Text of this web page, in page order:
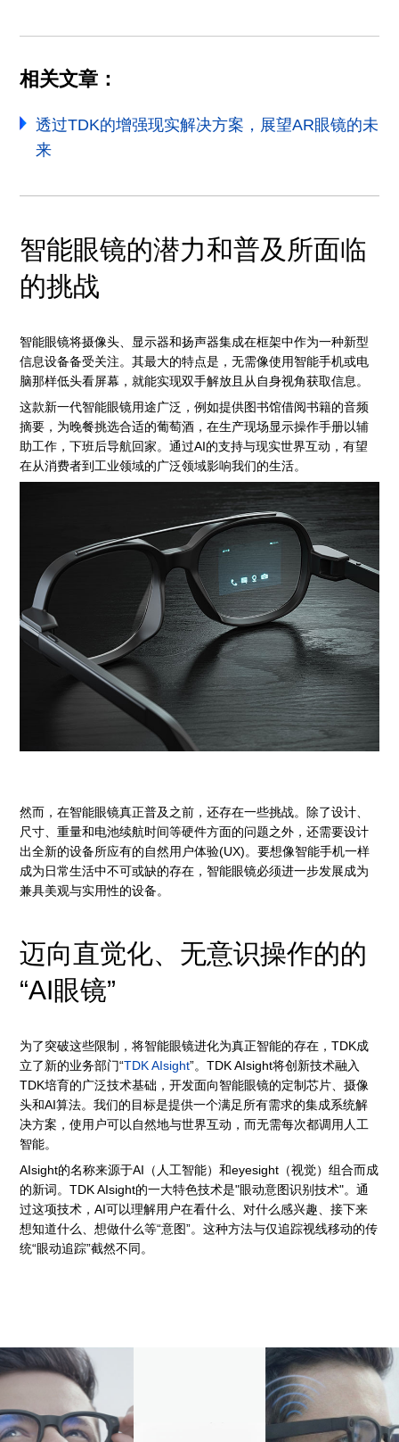
相关文章：
透过TDK的增强现实解决方案，展望AR眼镜的未
来
智能眼镜的潜力和普及所面临
的挑战
智能眼镜将摄像头、显示器和扬声器集成在框架中作为一种新型
信息设备备受关注。其最大的特点是，无需像使用智能手机或电
脑那样低头看屏幕，就能实现双手解放且从自身视角获取信息。
这款新一代智能眼镜用途广泛，例如提供图书馆借阅书籍的音频
摘要，为晚餐挑选合适的葡萄酒，在生产现场显示操作手册以辅
助工作，下班后导航回家。通过AI的支持与现实世界互动，有望
在从消费者到工业领域的广泛领域影响我们的生活。
然而，在智能眼镜真正普及之前，还存在一些挑战。除了设计、
尺寸、重量和电池续航时间等硬件方面的问题之外，还需要设计
出全新的设备所应有的自然用户体验(UX)。要想像智能手机一样
成为日常生活中不可或缺的存在，智能眼镜必须进一步发展成为
兼具美观与实用性的设备。
迈向直觉化、无意识操作的的
“AI眼镜”
为了突破这些限制，将智能眼镜进化为真正智能的存在，TDK成
立了新的业务部门“TDK AIsight”。TDK AIsight将创新技术融入
TDK培育的广泛技术基础，开发面向智能眼镜的定制芯片、摄像
头和AI算法。我们的目标是提供一个满足所有需求的集成系统解
决方案，使用户可以自然地与世界互动，而无需每次都调用人工
智能。
AIsight的名称来源于AI（人工智能）和eyesight（视觉）组合而成
的新词。TDK AIsight的一大特色技术是"眼动意图识别技术"。通
过这项技术，AI可以理解用户在看什么、对什么感兴趣、接下来
想知道什么、想做什么等“意图”。这种方法与仅追踪视线移动的传
统“眼动追踪”截然不同。